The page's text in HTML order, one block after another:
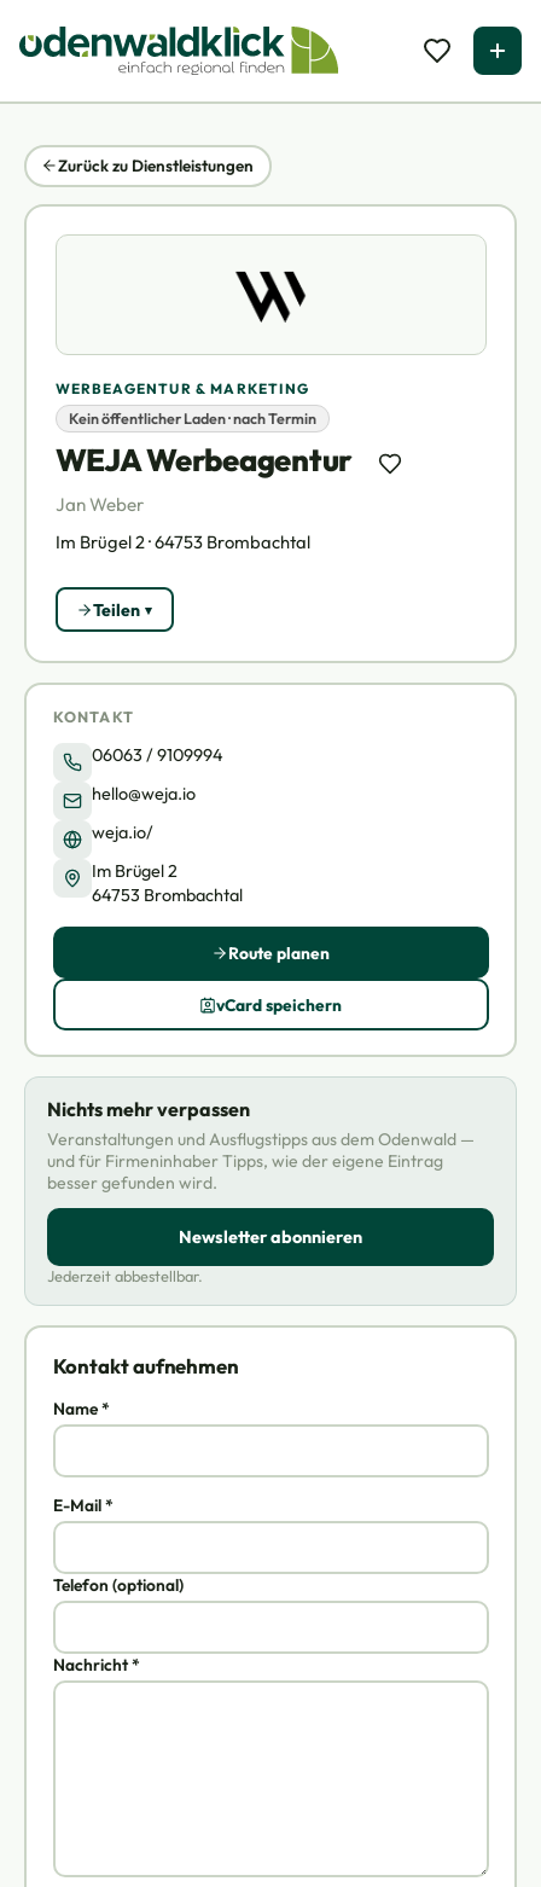
Zurück zu Dienstleistungen
WERBEAGENTUR & MARKETING
Kein öffentlicher Laden · nach Termin
WEJA Werbeagentur
Jan Weber
Im Brügel 2 · 64753 Brombachtal
Teilen
Kontakt aufnehmen
Name *
E-Mail *
Telefon (optional)
Nachricht *
KONTAKT
06063 / 9109994
hello@weja.io
weja.io/
Im Brügel 2
64753 Brombachtal
Route planen
vCard speichern
Nichts mehr verpassen
Veranstaltungen und Ausflugstipps aus dem Odenwald —
und für Firmeninhaber Tipps, wie der eigene Eintrag
besser gefunden wird.
Newsletter abonnieren
Jederzeit abbestellbar.